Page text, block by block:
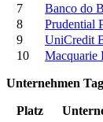
7
Banco do
8
Prudential
9
UniCredit
10
Macquarie
Unternehmen
Platz